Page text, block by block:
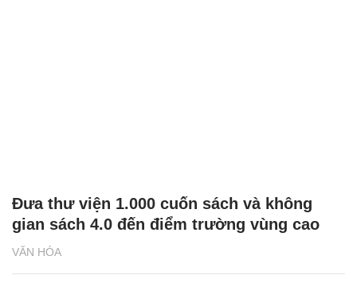
VĂN HÓA
Đưa thư viện 1.000 cuốn sách và không
gian sách 4.0 đến điểm trường vùng cao